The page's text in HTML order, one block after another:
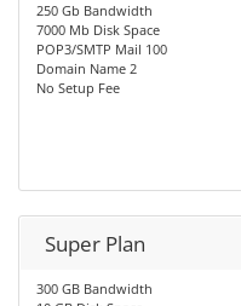
250 Gb Bandwidth
7000 Mb Disk Space
POP3/SMTP Mail 100
Domain Name 2
No Setup Fee
Super Plan
300 GB Bandwidth